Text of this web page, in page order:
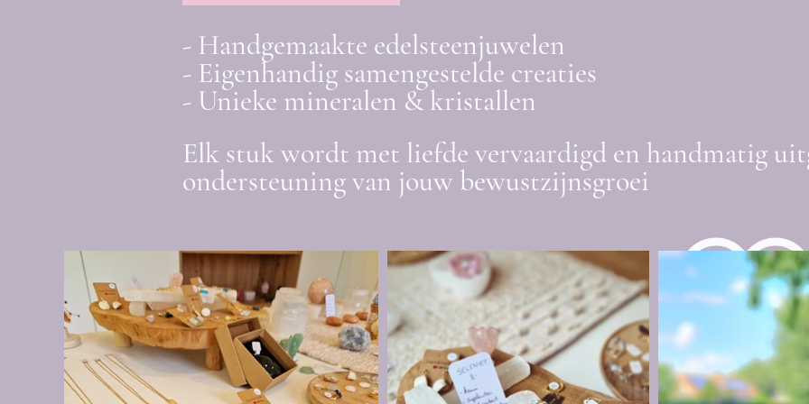
- Handgemaakte edelsteenjuwelen
- Eigenhandig samengestelde creaties
- Unieke mineralen & kristallen
Elk stuk wordt met liefde vervaardigd en handmatig
ondersteuning van jouw bewustzijnsgroei